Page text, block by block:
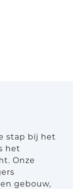
stap bij het
het
Onze
gebouw,